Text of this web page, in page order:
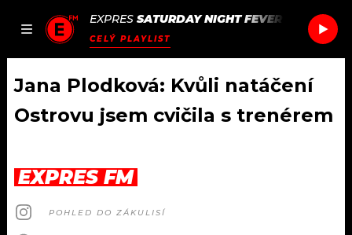
JAK
SEZNAM.CZ
EXPRES SATURDAY NIGHT FEVER
CELÝ PLAYLIST
ČLÁNKY
AKTUÁLNĚ
PODCASTY
Jana Plodková: Kvůli natáčení
Ostrovu jsem cvičila s trenérem
EXPRES FM
POHLED DO ZÁKULISÍ